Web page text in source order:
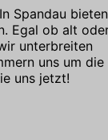
Spandau bieten
Egal ob alt
unterbreiten
uns um die
uns jetzt!